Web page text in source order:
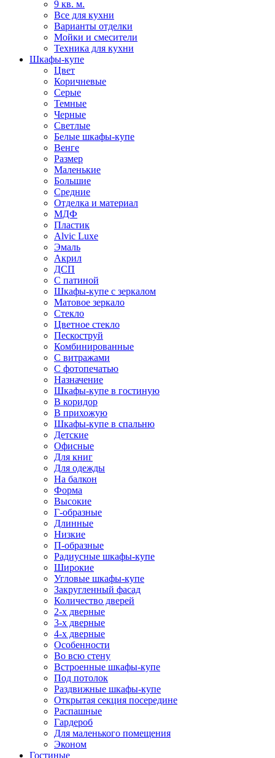
9 кв. м.
Все для кухни
Варианты отделки
Мойки и смесители
Техника для кухни
Шкафы-купе
Цвет
Коричневые
Серые
Темные
Черные
Светлые
Белые шкафы-купе
Венге
Размер
Маленькие
Большие
Средние
Отделка и материал
МДФ
Пластик
Alvic Luxe
Эмаль
Акрил
ДСП
С патиной
Шкафы-купе с зеркалом
Матовое зеркало
Стекло
Цветное стекло
Пескоструй
Комбинированные
С витражами
С фотопечатью
Назначение
Шкафы-купе в гостиную
В коридор
В прихожую
Шкафы-купе в спальню
Детские
Офисные
Для книг
Для одежды
На балкон
Форма
Высокие
Г-образные
Длинные
Низкие
П-образные
Радиусные шкафы-купе
Широкие
Угловые шкафы-купе
Закругленный фасад
Количество дверей
2-х дверные
3-х дверные
4-х дверные
Особенности
Во всю стену
Встроенные шкафы-купе
Под потолок
Раздвижные шкафы-купе
Открытая секция посередине
Распашные
Гардероб
Для маленького помещения
Эконом
Гостиные